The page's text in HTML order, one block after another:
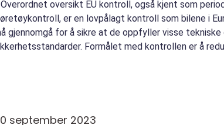
oversikt EU kontroll, også kjent som
er en lovpålagt kontroll som bilene i
gjennomgå for å sikre at de oppfyller visse tekniske
Formålet med kontrollen er å
september 2023